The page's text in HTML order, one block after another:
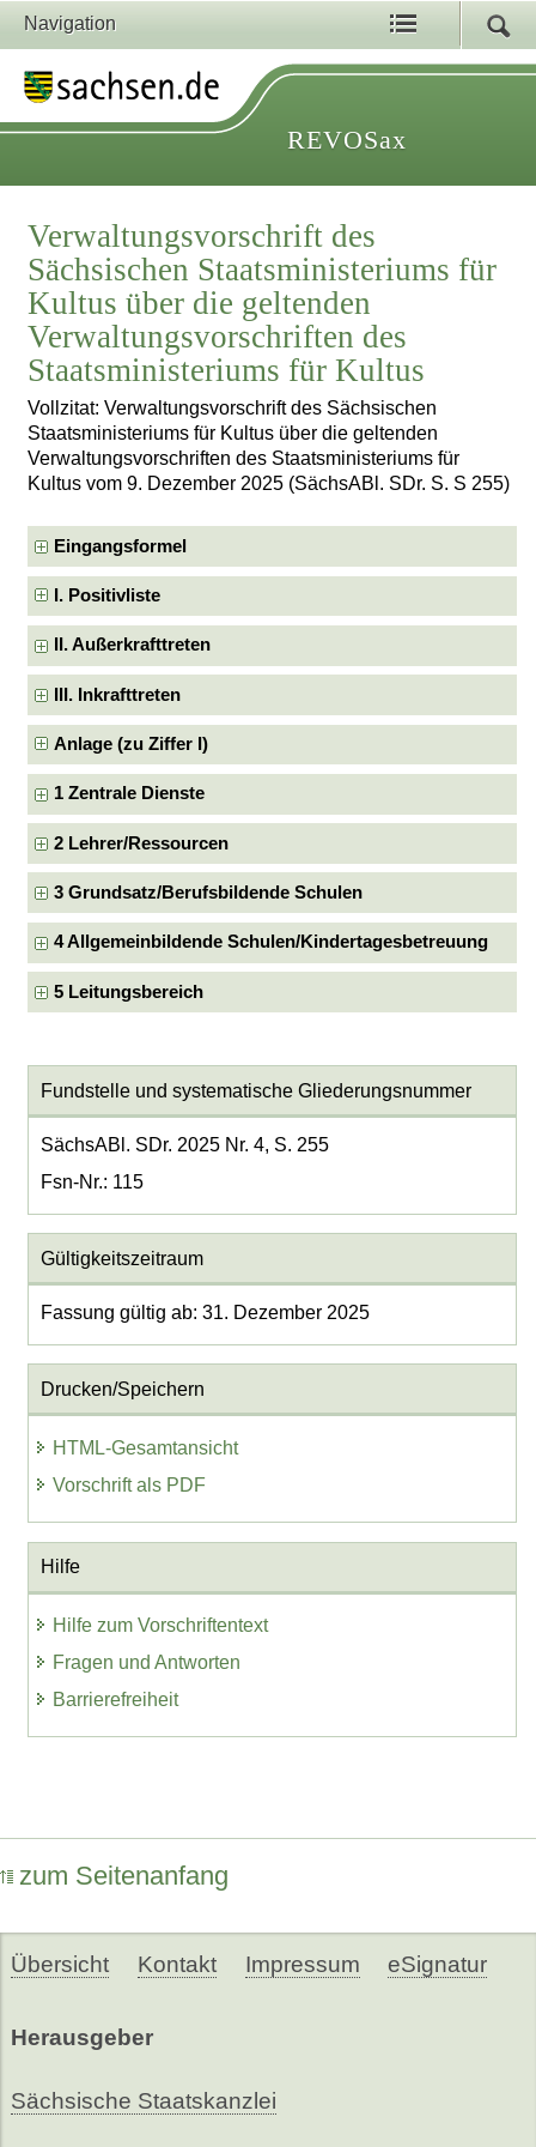
Navigation
REVOSax
Verwaltungsvorschrift des
Sächsischen Staatsministeriums für
Kultus über die geltenden
Verwaltungsvorschriften des
Staatsministeriums für Kultus
Vollzitat: Verwaltungsvorschrift des Sächsischen
Staatsministeriums für Kultus über die geltenden
Verwaltungsvorschriften des Staatsministeriums für
Kultus vom 9. Dezember 2025 (SächsABl. SDr. S. S 255)
Eingangsformel
I. Positivliste
II. Außerkrafttreten
III. Inkrafttreten
Anlage (zu Ziffer I)
1 Zentrale Dienste
2 Lehrer/Ressourcen
3 Grundsatz/Berufsbildende Schulen
4 Allgemeinbildende Schulen/Kindertagesbetreuung
5 Leitungsbereich
Fundstelle und systematische Gliederungsnummer
SächsABl. SDr. 2025 Nr. 4, S. 255
Fsn-Nr.: 115
Gültigkeitszeitraum
Fassung gültig ab: 31. Dezember 2025
Drucken/Speichern
HTML-Gesamtansicht
Vorschrift als PDF
Hilfe
Hilfe zum Vorschriftentext
Fragen und Antworten
Barrierefreiheit
zum Seitenanfang
Übersicht Kontakt Impressum eSignatur
Herausgeber
Sächsische Staatskanzlei